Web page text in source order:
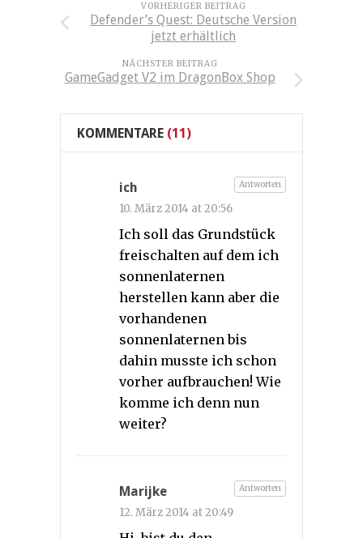
VORHERIGER BEITRAG
Defender’s Quest: Deutsche Version
jetzt erhältlich
NÄCHSTER BEITRAG
GameGadget V2 im DragonBox Shop
KOMMENTARE (11)
ich
10. März 2014 at 20:56
Ich soll das Grundstück
freischalten auf dem ich
sonnenlaternen
herstellen kann aber die
vorhandenen
sonnenlaternen bis
dahin musste ich schon
vorher aufbrauchen! Wie
komme ich denn nun
weiter?
Antworten
Marijke
12. März 2014 at 20:49
Antworten